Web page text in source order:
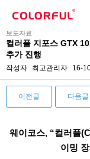
보도자료
컬러풀 지포스 GTX
추가 진행
작성자 최고관리자 16-
이전글 다음글
웨이코스, “컬러풀
이밍